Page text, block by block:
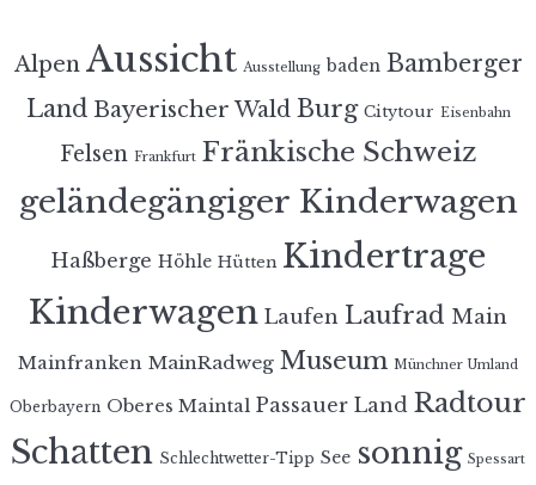
Alpen Aussicht Ausstellung baden Bamberger
Land Bayerischer Wald Burg Citytour Eisenbahn
Felsen Frankfurt Fränkische Schweiz
geländegängiger Kinderwagen
Haßberge Höhle Hütten Kindertrage
Kinderwagen Laufen Laufrad Main
Mainfranken MainRadweg Museum Münchner Umland
Oberbayern Oberes Maintal Passauer Land Radtour
Schatten Schlechtwetter-Tipp See sonnig Spessart